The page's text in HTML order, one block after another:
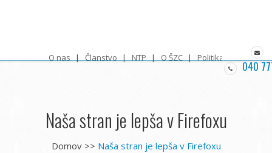
O nas Članstvo NTP O ŠZC Politika zasebnosti
040
Naša stran je lepša v Firefoxu
Domov >> Naša stran je lepša v Firefoxu